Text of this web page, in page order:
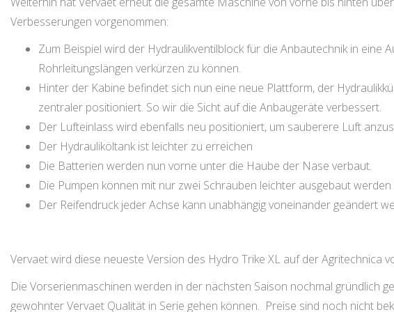
Verbesserungen vorgenommen:
Zum Beispiel wird der Hydraulikventilblock für die Anbautechnik in eine
Rohrleitungslängen verkürzen zu können.
Hinter der Kabine befindet sich nun eine neue Plattform, der
zentraler positioniert. So wir die Sicht auf die Anbaugeräte verbessert.
Der Lufteinlass wird ebenfalls neu positioniert, um sauberere Luft
Der Hydrauliköltank ist leichter zu erreichen
Die Batterien werden nun vorne unter die Haube der Nase verbaut.
Die Pumpen können mit nur zwei Schrauben leichter ausgebaut werden
Der Reifendruck jeder Achse kann unabhängig voneinander geändert
Vervaet wird diese neueste Version des Hydro Trike XL auf der Agritechnica
Die Vorserienmaschinen werden in der nächsten Saison nochmal gründlich
gewohnter Vervaet Qualität in Serie gehen können. Preise sind noch nicht